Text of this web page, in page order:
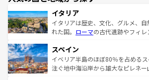
イタリア
イタリアは歴史、文化、グルメ、
れた国。 ローマの古代遺跡やフィ
ろん、トスカーナの美しい田園風景
景など、自然景観も見逃せない。
ピザやパスタなど、絶品のイタリ
スペイン
イベリア半島のほぼ80％を占める
注ぐ地中海沿岸から雄大なピレネ